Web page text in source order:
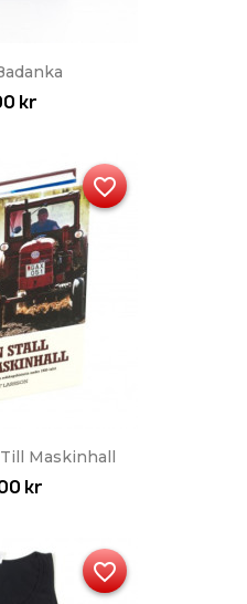
kr
Maskinhall
kr
favorite_border
favorite_border